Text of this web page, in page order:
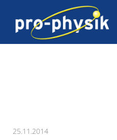
25.11.2014